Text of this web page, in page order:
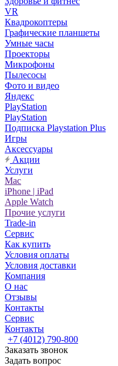
VR
Квадрокоптеры
Графические планшеты
Умные часы
Проекторы
Микрофоны
Пылесосы
Фото и видео
Яндекс
PlayStation
PlayStation
Подписка Playstation Plus
Игры
Аксессуары
Акции
Услуги
Mac
iPhone | iPad
Apple Watch
Прочие услуги
Trade-in
Сервис
Как купить
Условия оплаты
Условия доставки
Компания
О нас
Отзывы
Контакты
Сервис
Контакты
+7 (4012) 790-800
Заказать звонок
Задать вопрос